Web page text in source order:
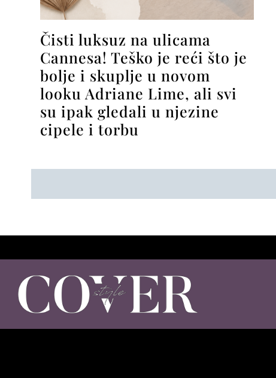
Čisti luksuz na ulicama
Cannesa! Teško je reći što je
bolje i skuplje u novom
looku Adriane Lime, ali svi
su ipak gledali u njezine
cipele i torbu